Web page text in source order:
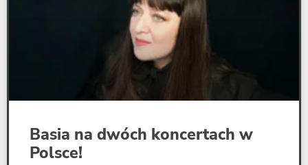
Basia na dwóch koncertach w
Polsce!